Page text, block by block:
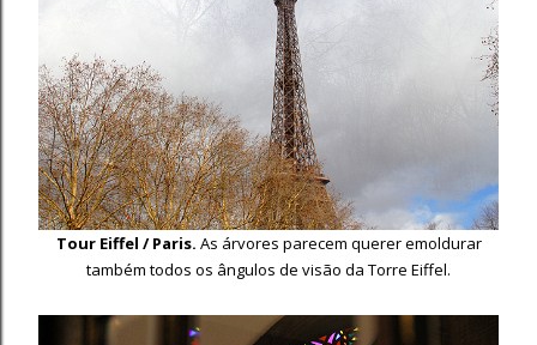
Tour Eiffel / Paris. As árvores parecem querer emoldurar
também todos os ângulos de visão da Torre Eiffel.